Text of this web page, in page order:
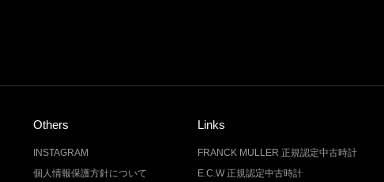
Others
INSTAGRAM
個人情報保護方針について
Links
FRANCK MULLER 正規認定中古時計
E.C.W 正規認定中古時計